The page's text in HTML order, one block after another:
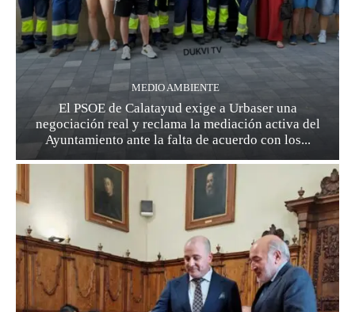
MEDIO AMBIENTE
El PSOE de Calatayud exige a Urbaser una
negociación real y reclama la mediación activa del
Ayuntamiento ante la falta de acuerdo con los...